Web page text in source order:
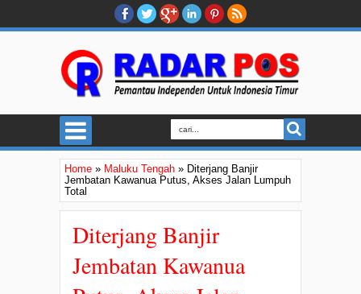
Home » Maluku Tengah » Diterjang Banjir
Jembatan Kawanua Putus, Akses Jalan Lumpuh
Total
Diterjang Banjir
Jembatan Kawanua